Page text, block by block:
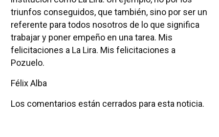
triunfos conseguidos, que también, sino por ser un
referente para todos nosotros de lo que significa
trabajar y poner empeño en una tarea. Mis
felicitaciones a La Lira. Mis felicitaciones a
Pozuelo.
Félix Alba
Los comentarios están cerrados para esta noticia.